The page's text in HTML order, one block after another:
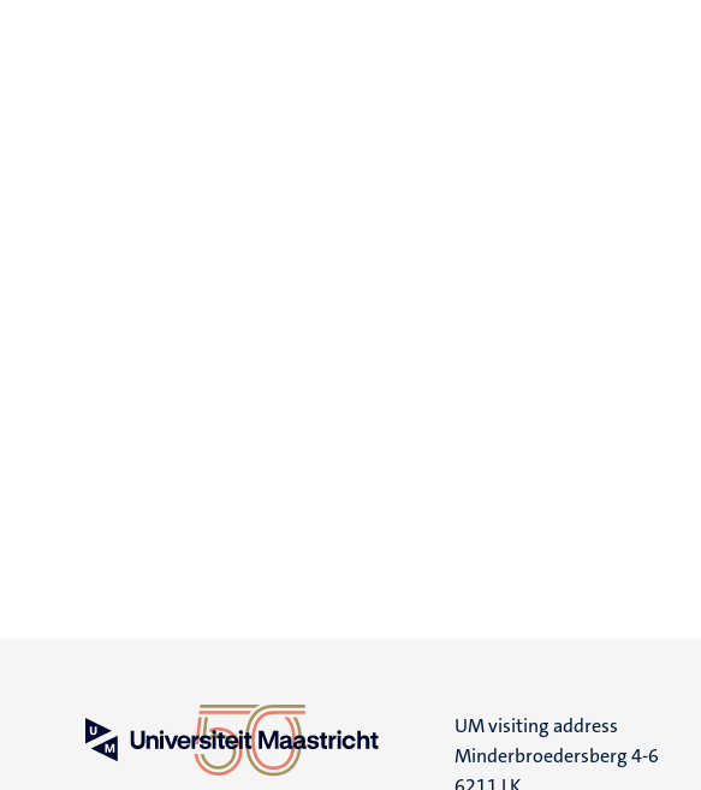
UM visiting address
Minderbroedersberg 4-6